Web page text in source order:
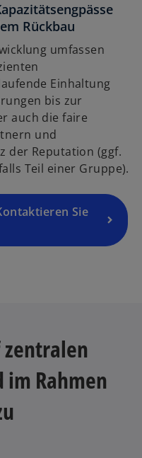
Rückbau
umfassen
Einhaltung
bis zur
auch die faire
und
der Reputation (ggf.
Teil einer Gruppe).
Sie
e
n
R
e
t
Rahmen